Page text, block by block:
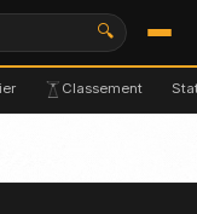
🔍
Classement